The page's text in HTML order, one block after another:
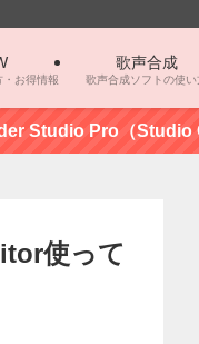
・お得情報
歌声合成
歌声合成ソフトの使い
Studio One）公式セ
使って